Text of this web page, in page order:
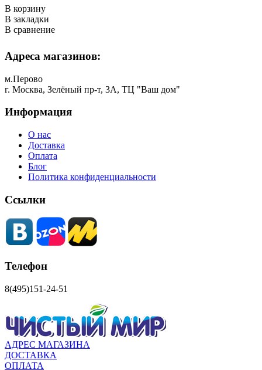
В корзину
В закладки
В сравнение
Адреса магазинов:
м.Перово
г. Москва, Зелёный пр-т, 3А, ТЦ "Ваш дом"
Информация
О нас
Доставка
Оплата
Блог
Политика конфиденциальности
Ссылки
Телефон
8(495)151-24-51
АДРЕС МАГАЗИНА
ДОСТАВКА
ОПЛАТА